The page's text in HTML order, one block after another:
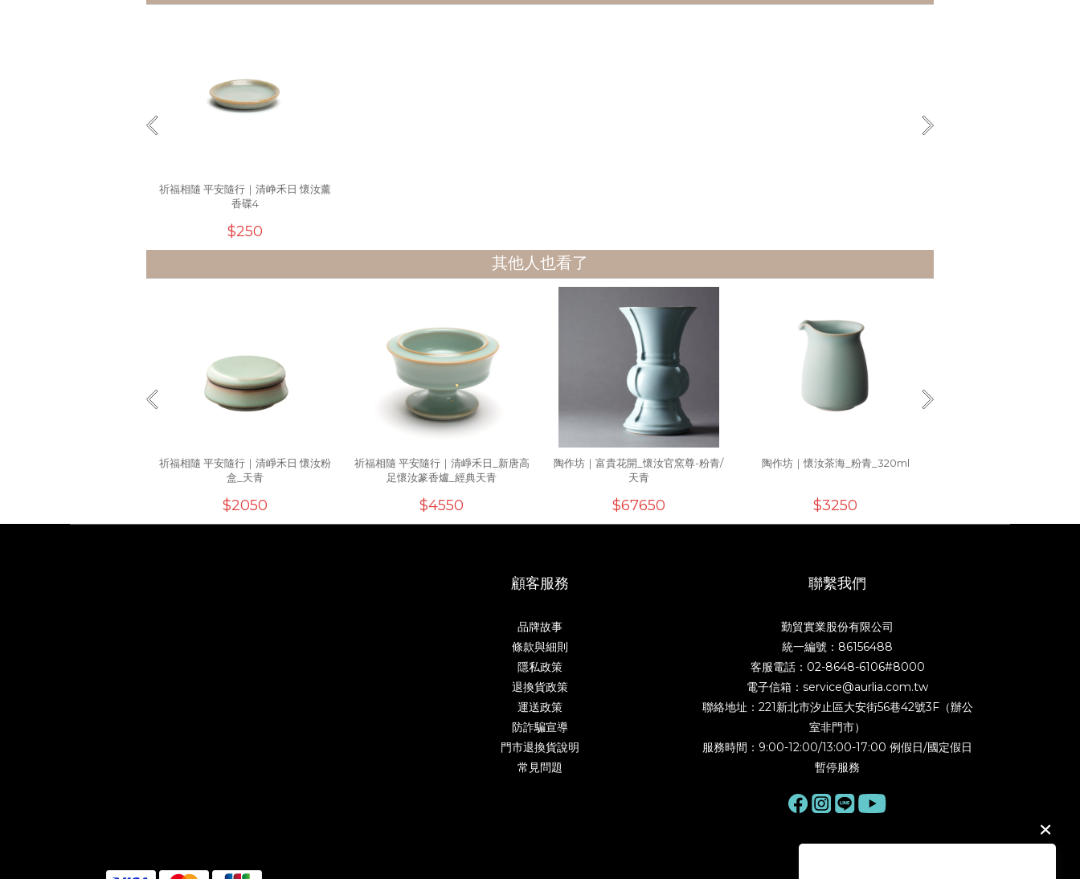
祈福相隨 平安隨行｜清峥禾日 懷汝薰
香碟4
$250
其他人也看了
祈福相隨 平安隨行｜清崢禾日 懷汝粉
盒_天青
$2050
祈福相隨 平安隨行｜清崢禾日_新唐高
足懷汝篆香爐_經典天青
$4550
陶作坊｜富貴花開_懷汝官窯尊-粉青/
天青
$67650
陶作坊｜懷汝茶海_粉青_320ml
$3250
顧客服務
品牌故事
條款與細則
隱私政策
退換貨政策
運送政策
防詐騙宣導
門市退換貨說明
常見問題
聯繫我們
勤貿實業股份有限公司
統一編號：86156488
客服電話：02-8648-6106#8000
電子信箱：service@aurlia.com.tw
聯絡地址：221新北市汐止區大安街56巷42號3F（辦公
室非門市）
服務時間：9:00-12:00/13:00-17:00 例假日/國定假日
暫停服務